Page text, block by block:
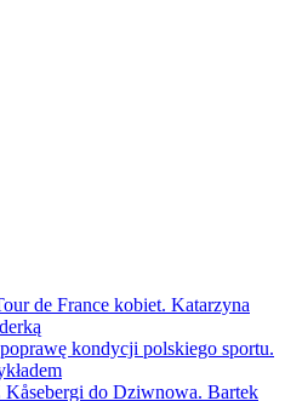
de France kobiet. Katarzyna
kondycji polskiego sportu.
Kåsebergi do Dziwnowa. Bartek